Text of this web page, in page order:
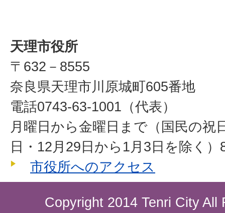
天理市役所
〒632－8555
奈良県天理市川原城町605番地
電話0743-63-1001（代表）
月曜日から金曜日まで（国民の祝
日・12月29日から1月3日を除く
市役所へのアクセス
Copyright 2014 Tenri City All